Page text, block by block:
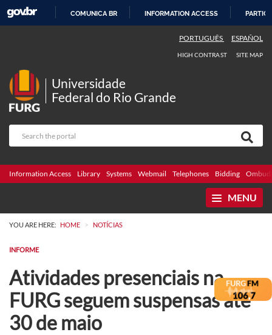
COMUNICA BR INFORMATION ACCESS
PORTUGUÊS ESPAÑOL
HIGH CONTRAST SITE MAP
Universidade
Federal do Rio Grande
Information Access Library Systems Webmail Telephones Bidding
MENU
YOU ARE HERE: HOME > NOTÍCIAS
INFORME
Atividades presenciais na
FURG seguem suspensas até
30 de maio